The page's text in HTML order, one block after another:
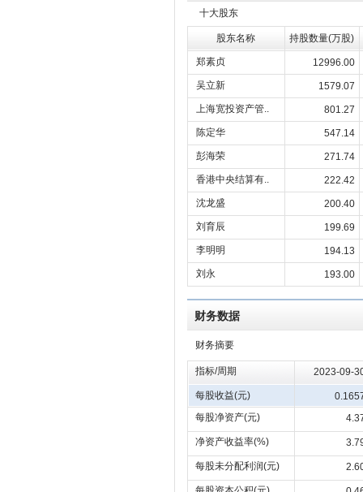
十大股东
股东名称 持股数量(万股)
郑素贞
12996.00
吴立新
1579.07
上海宽投资产管..
801.27
陈定华
547.14
彭海荣
271.74
香港中央结算有..
222.42
沈龙盛
200.40
刘育辰
199.69
李明明
194.13
刘永
193.00
财务数据
财务摘要
指标/周期 2023-09-
每股收益(元)
每股净资产(元)
净资产收益率(%)
每股未分配利润(元)